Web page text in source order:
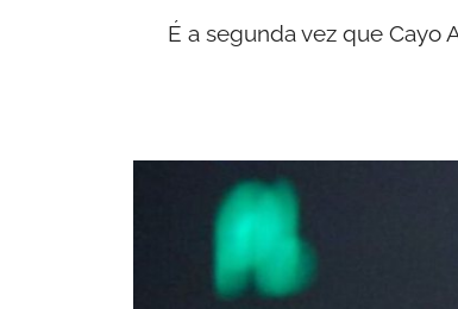
É a segunda vez que Cayo